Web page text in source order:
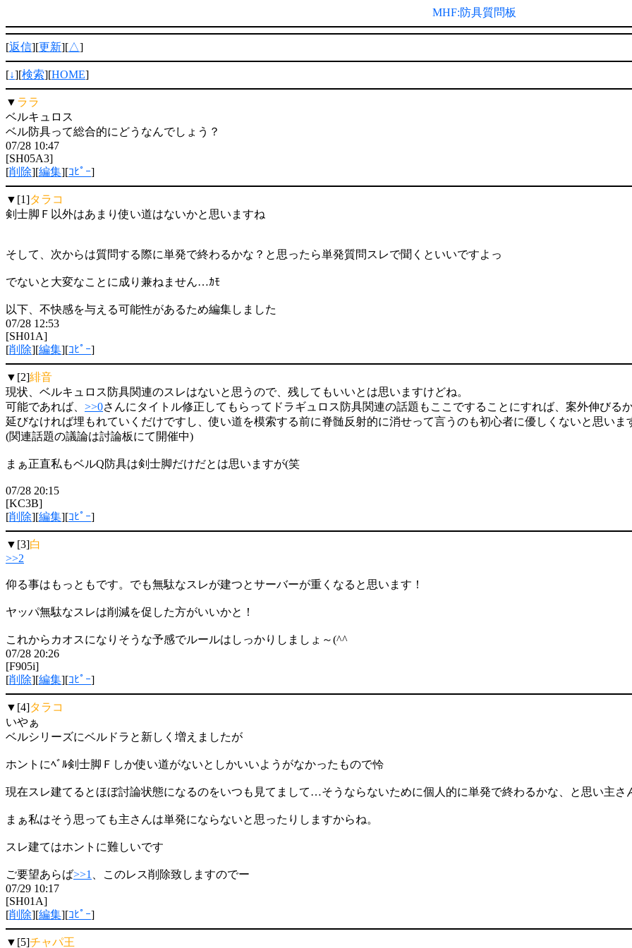
MHF:防具質問板
[返信][更新][△]
[↓][検索][HOME]
▼ ララ
ベルキュロス
ベル防具って総合的にどうなんでしょう？
07/28 10:47
[SH05A3]
[削除][編集][ｺﾋﾟｰ]
▼[1]タラコ
剣士脚Ｆ以外はあまり使い道はないかと思いますね
そして、次からは質問する際に単発で終わるかな？と思ったら単発質問スレで聞くといいですよっ
でないと大変なことに成り兼ねません…ｶﾓ
以下、不快感を与える可能性があるため編集しました
07/28 12:53
[SH01A]
[削除][編集][ｺﾋﾟｰ]
▼[2]緋音
現状、ベルキュロス防具関連のスレはないと思うので、残してもいいとは思いますけどね。
可能であれば、 >>0さんにタイトル修正してもらってドラギュロス防具関連の話題もここですることにすれば、案外伸びる
延びなければ埋もれていくだけですし、使い道を模索する前に脊髄反射的に消せって言うのも初心者に優しくないと思いま
(関連話題の議論は討論板にて開催中)
まぁ正直私もベルQ防具は剣士脚だけだとは思いますが(笑
07/28 20:15
[KC3B]
[削除][編集][ｺﾋﾟｰ]
▼[3]白
>>2
仰る事はもっともです。でも無駄なスレが建つとサーバーが重くなると思います！
ヤッパ無駄なスレは削減を促した方がいいかと！
これからカオスになりそうな予感でルールはしっかりしましょ～(^^ゞ
07/28 20:26
[F905i]
[削除][編集][ｺﾋﾟｰ]
▼[4]タラコ
いやぁ
ベルシリーズにベルドラと新しく増えましたが
ホントにﾍﾞﾙ剣士脚Ｆしか使い道がないとしかいいようがなかったもので怜
現在スレ建てるとほぼ討論状態になるのをいつも見てまして…そうならないために個人的に単発で終わるかな、と思い主さ
まぁ私はそう思っても主さんは単発にならないと思ったりしますからね。
スレ建てはホントに難しいです
ご要望あらば>>1
、このレス削除致しますのでー
07/29 10:17
[SH01A]
[削除][編集][ｺﾋﾟｰ]
▼[5]チャパ王